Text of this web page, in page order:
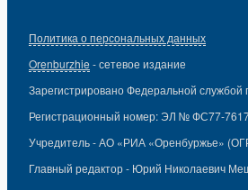
Политика о персональных данных
Orenburzhie - сетевое издание
Зарегистрировано Федеральной
Регистрационный номер: ЭЛ № ФС77-
Учредитель - АО «РИА «Оренбуржье»
Главный редактор - Юрий Николаевич